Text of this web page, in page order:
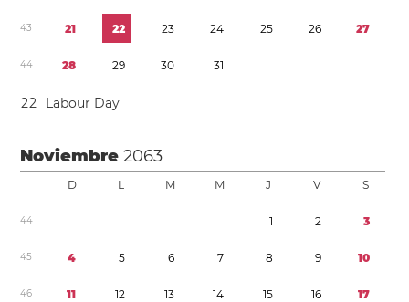
43 21 22 23 24 25 26 27
44 28 29 30 31
22 Labour Day
Noviembre2063
D L M M J V S
44 1 2 3
45 4 5 6 7 8 9 10
46 11 12 13 14 15 16 17